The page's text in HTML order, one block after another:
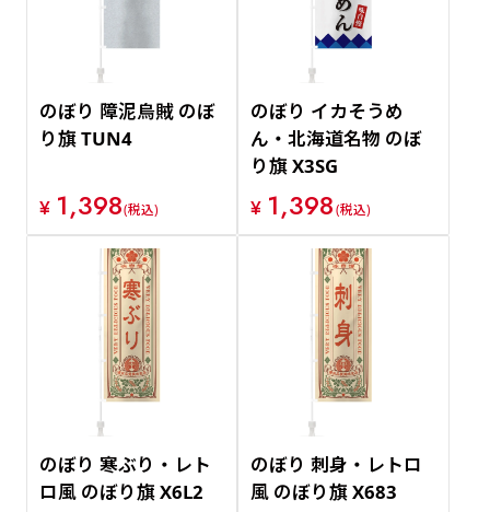
のぼり 障泥烏賊 のぼ
り旗 TUN4
¥ 1,398(税込)
のぼり イカそうめ
ん・北海道名物 のぼ
り旗 X3SG
¥ 1,398(税込)
のぼり 寒ぶり・レト
ロ風 のぼり旗 X6L2
のぼり 刺身・レトロ
風 のぼり旗 X683